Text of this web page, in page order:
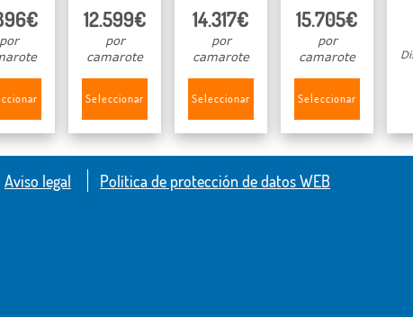
por
12.599€
por
camarote
Seleccionar
14.317€
por
camarote
Seleccionar
15.705€
por
camarote
Seleccionar
Aviso legal Política de protección de datos WEB